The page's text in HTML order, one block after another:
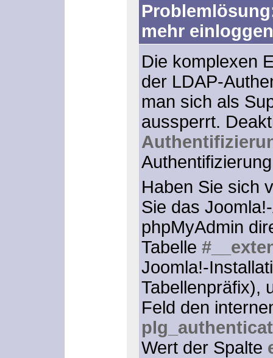
mehr einloggen
Die komplexen
der LDAP-
man sich als
aussperrt.
Haben Sie sich
Sie das
phpMyAdmin
Tabelle
Joomla!-
Tabellenpräfix),
Feld den
Wert der Spalte